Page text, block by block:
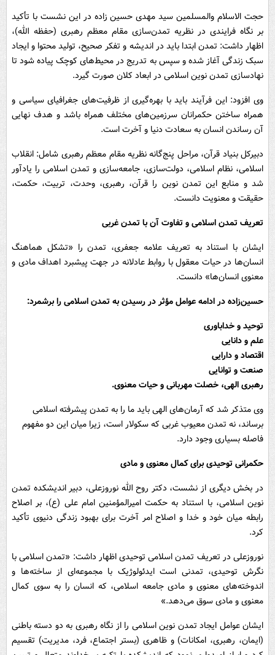
حجت الاسلام والمسلمین سید مهدی حسین زاده در این نشست با تأکید
بر نگاه فرایندی در نظریه تمدن‌سازی مقام معظم رهبری (حفظه الله)،
اظهار داشت: تمدن ابتدا باید در اندیشه و تفکر صحیح، تولید محتوا و ایجاد
سبک زندگی آغاز شده و سپس به تدریج در محیط‌های کوچک پیاده شود تا
نهادسازی تمدن نوین اسلامی در ابعاد کلان صورت گیرد.
وی افزود: این فرآیند باید با بهره‌گیری از ظرفیت‌های جغرافیای سیاسی و
همراه ساختن حکمرانان سرزمین‌های مختلف همراه باشد و هدف نهایی
آن رساندن انسان به سعادت دنیا و آخرت است.
دبیرکل بنیاد قرآن، مراحل پنج‌گانه نظریه مقام معظم رهبری شامل: انقلاب
اسلامی، نظام اسلامی، دولت‌سازی، جامعه‌سازی و تمدن اسلامی را یادآور
شد و منابع این تمدن نوین را قرآن، رهبری، وحدت، تربیت، حکمت،
حقیقت و معنویت دانست.
تعریف تمدن اسلامی و تفاوت آن با تمدن غربی
ایشان با استناد به تعریف علامه جعفری، تمدن را «تشکل هماهنگ
انسان‌ها در حیات معقول با روابط عادلانه در جهت پیشبرد اهداف مادی و
معنوی انسان‌ها» دانست.
حسین‌زاده در ادامه عوامل مؤثر در رسیدن به تمدن اسلامی را برشمرد:
توحید و خداباوری
علم و دانایی
اقتصاد و دارایی
صنعت و توانایی
رهبری الهی، خصلت مهربانی و حیات معنوی.
وی متذکر شد که آرمان‌های الهی باید ما را به تمدن پیشرفته اسلامی
برساند، نه تمدن معیوب غربی که سکولار است، زیرا میان این دو مفهوم
فاصله بسیاری وجود دارد.
حکمرانی توحیدی برای کمال معنوی و مادی
در بخش دیگری از نشست، دکتر روح الله نوروزعلی، دبیر اندیشکده تمدن
نوین اسلامی، با استناد به حکمت امیرالمؤمنین امام علی (ع)، بر اصلاح
رابطه میان خود و خدا و اصلاح امر آخرت برای بهبود زندگی دنیوی تأکید
کرد.
نوروزعلی در تعریف تمدن اسلامی توحیدی اظهار داشت: «تمدن اسلامی با
نگرش توحیدی، تمدنی است ایدئولوژیک با مجموعه‌ای از ساخته‌ها و
اندوخته‌های معنوی و مادی جامعه اسلامی، که انسان را به سوی کمال
معنوی و مادی سوق می‌دهد.»
ایشان عوامل ایجاد تمدن نوین اسلامی را از نگاه رهبری به دو دسته باطنی
(ایمان، رهبری، امکانات) و ظاهری (بستر اجتماع، فرد، مدیریت) تقسیم